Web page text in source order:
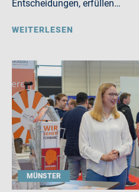
Entscheidungen, erfüllen…
WEITERLESEN
MÜNSTER